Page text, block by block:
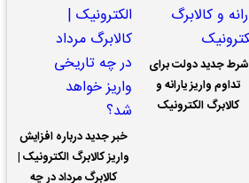
شرط جدید دولت برای
تداوم واریز یارانه و
کالابرگ الکترونیک
خبر جدید درباره افزایش
واریز کالابرگ الکترونیک |
کالابرگ مرداد در چه